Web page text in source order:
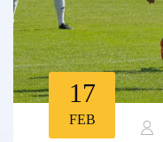
17
FEB